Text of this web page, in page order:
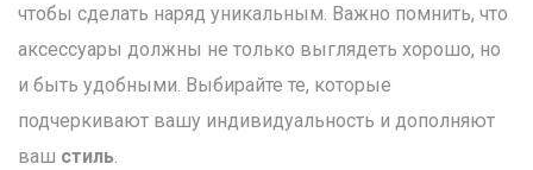
чтобы сделать наряд уникальным. Важно помнить, что
аксессуары должны не только выглядеть хорошо, но
и быть удобными. Выбирайте те, которые
подчеркивают вашу индивидуальность и дополняют
ваш стиль.